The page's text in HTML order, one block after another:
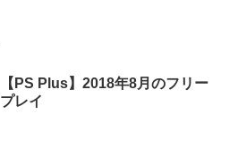
【PS Plus】2018年8月のフリー
プレイ